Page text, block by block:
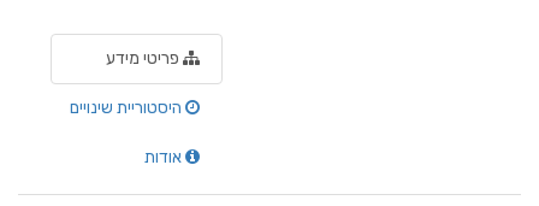
פריטי מידע
היסטוריית שינויים
אודות